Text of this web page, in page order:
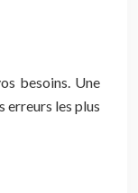
besoins. Une
erreurs les plus